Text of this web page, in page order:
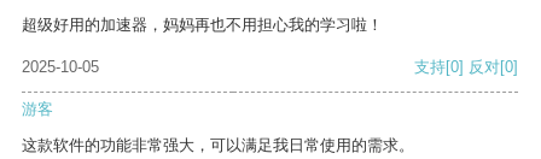
超级好用的加速器，妈妈再也不用担心我的学习啦！
2025-10-05 支持[0] 反对[0]
游客
这款软件的功能非常强大，可以满足我日常使用的需求。